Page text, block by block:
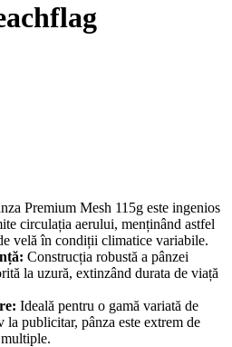
Premium Mesh 115g este ingenios
circulația aerului, menținând astfel
velă în condiții climatice variabile.
Construcția robustă a pânzei
la uzură, extinzând durata de viață
Ideală pentru o gamă variată de
la publicitar, pânza este extrem de